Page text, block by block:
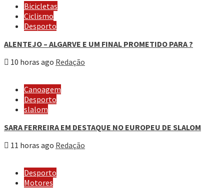
Bicicletas
Ciclismo
Desporto
ALENTEJO – ALGARVE E UM FINAL PROMETIDO PARA ?
10 horas ago Redação
Canoagem
Desporto
slalom
SARA FERREIRA EM DESTAQUE NO EUROPEU DE SLALOM
11 horas ago Redação
Desporto
Motores